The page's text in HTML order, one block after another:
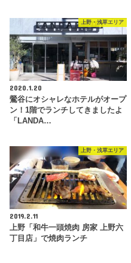
上野・浅草エリア
2020.1.20
鶯谷にオシャレなホテルがオープ
ン！1階でランチしてきましたよ
「LANDA…
上野・浅草エリア
2019.2.11
上野「和牛一頭焼肉 房家 上野六
丁目店」で焼肉ランチ